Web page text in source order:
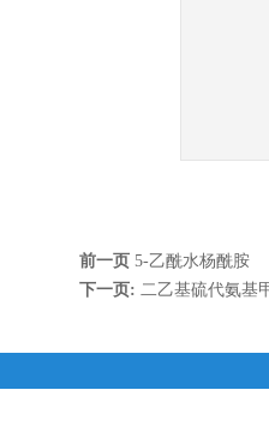
前一页 5-乙酰水杨酰胺
下一页: 二乙基硫代氨基